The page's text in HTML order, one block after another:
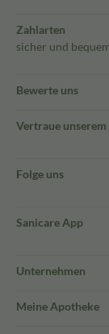
Zahlarten
sicher und
Bewerte uns
Vertraue
Folge uns
Sanicare App
Unternehmen
Meine Apotheke